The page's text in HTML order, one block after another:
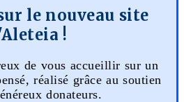
le nouveau site
!
de vous accueillir sur un
réalisé grâce au soutien
donateurs.